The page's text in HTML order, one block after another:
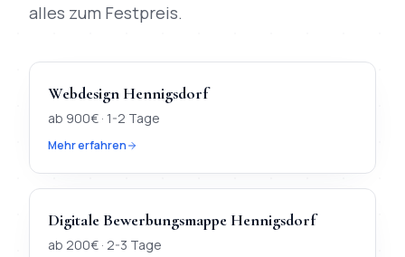
alles zum Festpreis.
Webdesign Hennigsdorf
ab 900€ · 1-2 Tage
Mehr erfahren
Digitale Bewerbungsmappe Hennigsdorf
ab 200€ · 2-3 Tage